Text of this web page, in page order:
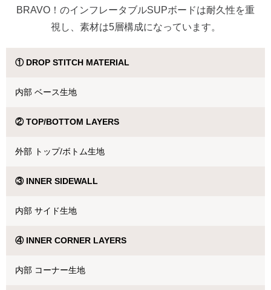
BRAVO！のインフレータブルSUPボードは耐久性を重
視し、素材は5層構成になっています。
① DROP STITCH MATERIAL
内部 ベース生地
② TOP/BOTTOM LAYERS
外部 トップ/ボトム生地
③ INNER SIDEWALL
内部 サイド生地
④ INNER CORNER LAYERS
内部 コーナー生地